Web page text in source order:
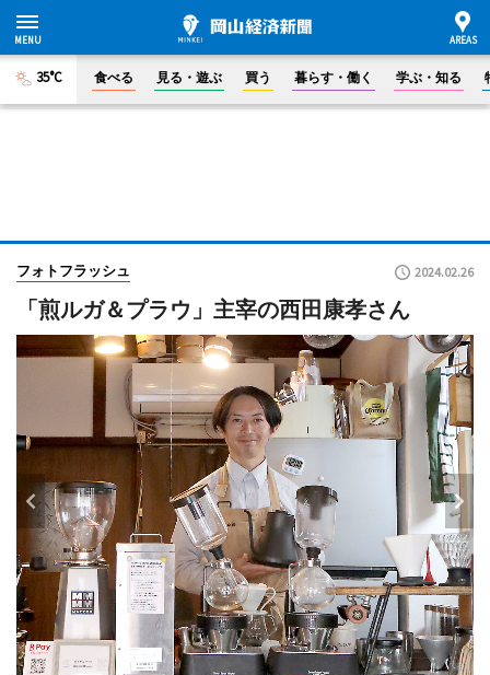
35°C 食べる 見る・遊ぶ 買う 暮らす・働く 学ぶ・知る
フォトフラッシュ 2024.02.26
「煎ルガ＆プラウ」主宰の西田康孝さん